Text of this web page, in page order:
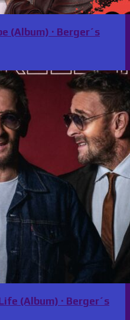
(Album) · Berger´s
(Album) · Berger´s